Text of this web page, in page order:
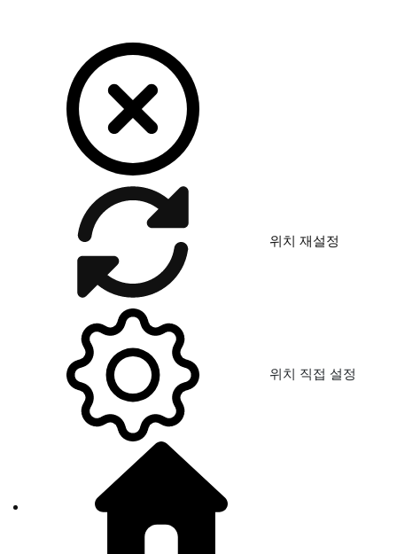
위치 재설정
위치 직접 설정